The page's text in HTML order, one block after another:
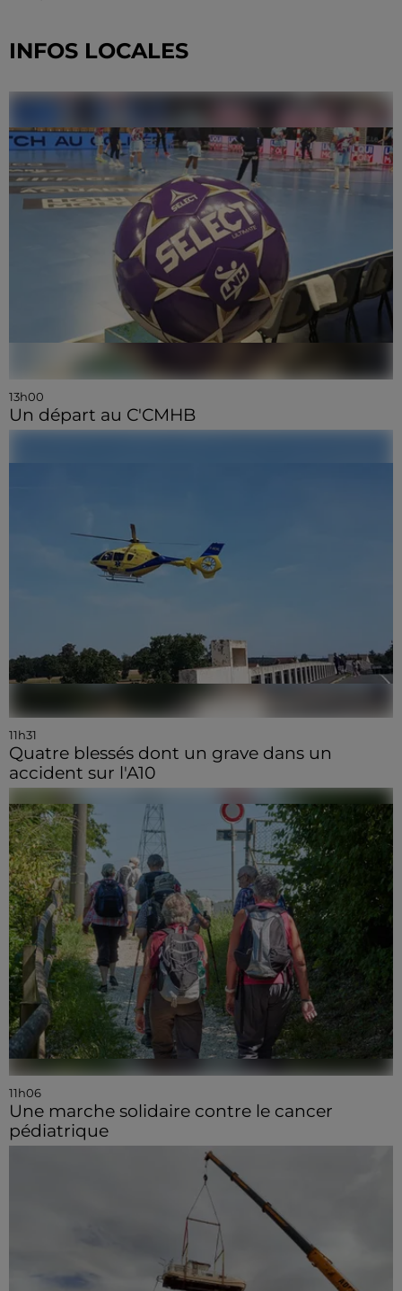
INFOS LOCALES
13h00
Un départ au C'CMHB
11h31
Quatre blessés dont un grave dans un
accident sur l'A10
11h06
Une marche solidaire contre le cancer
pédiatrique